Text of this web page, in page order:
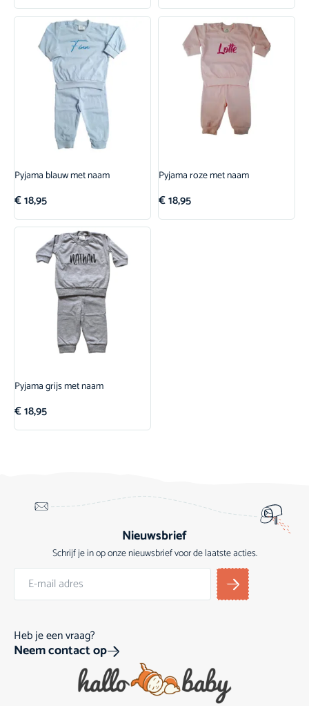
Pyjama blauw met naam
€18,95
Pyjama roze met naam
€18,95
Pyjama grijs met naam
€18,95
Nieuwsbrief
Schrijf je in op onze nieuwsbrief voor de laatste acties.
Heb je een vraag?
Neem contact op